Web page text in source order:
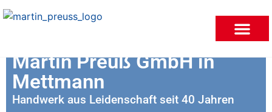
Martin Preuß GmbH in
Mettmann
Handwerk aus Leidenschaft seit 40 Jahren